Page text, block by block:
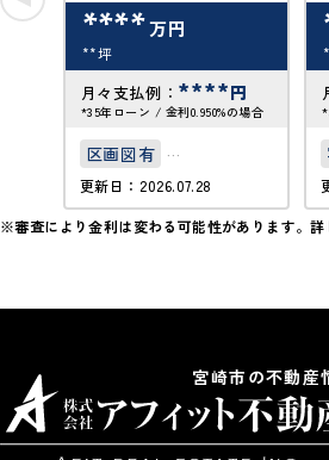
****万円
**坪
月々支払例： ****円
*35年ローン / 金利0.950%の場合
区画図有
接道6ｍ以上
更新日：2026.07.28
※審査により金利は変わる可能性があります。詳
宮崎市の不動産